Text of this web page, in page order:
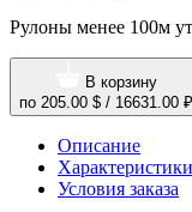
Рулоны менее 100м
В корзину
по 205.00 $ / 16631.00 ₽
Описание
Характеристики
Условия заказа